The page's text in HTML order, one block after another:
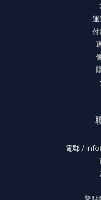
運
付
電郵 /